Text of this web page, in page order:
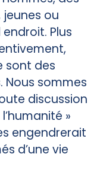
ou
Plus
sont des
Nous sommes
discussion
»
engendrerait
d’une vie